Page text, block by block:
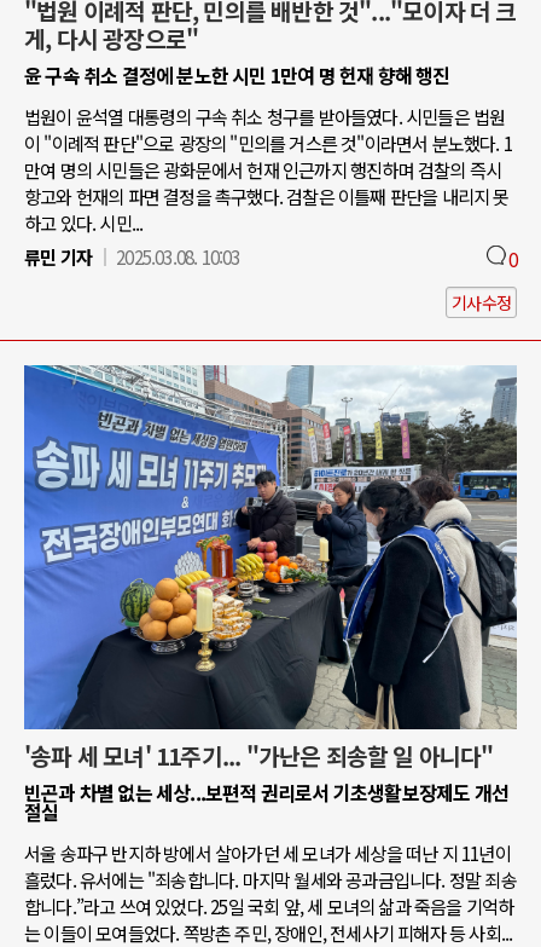
"법원 이례적 판단, 민의를 배반한 것"..."모이자 더 크
게, 다시 광장으로"
윤 구속 취소 결정에 분노한 시민 1만여 명 헌재 향해 행진
법원이 윤석열 대통령의 구속 취소 청구를 받아들였다. 시민들은 법원
이 "이례적 판단"으로 광장의 "민의를 거스른 것"이라면서 분노했다. 1
만여 명의 시민들은 광화문에서 헌재 인근까지 행진하며 검찰의 즉시
항고와 헌재의 파면 결정을 촉구했다. 검찰은 이틀째 판단을 내리지 못
하고 있다. 시민...
류민 기자
2025.03.08. 10:03 0
기사수정
'송파 세 모녀' 11주기... "가난은 죄송할 일 아니다"
빈곤과 차별 없는 세상...보편적 권리로서 기초생활보장제도 개선
절실
서울 송파구 반지하 방에서 살아가던 세 모녀가 세상을 떠난 지 11년이
흘렀다. 유서에는 "죄송합니다. 마지막 월세와 공과금입니다. 정말 죄송
합니다.”라고 쓰여 있었다. 25일 국회 앞, 세 모녀의 삶과 죽음을 기억하
는 이들이 모여들었다. 쪽방촌 주민, 장애인, 전세사기 피해자 등 사회...